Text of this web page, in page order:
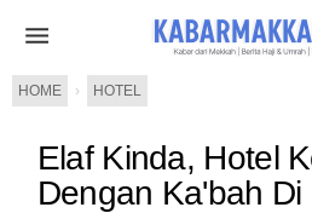
HOME › HOTEL
Elaf Kinda, Hotel
Dengan Ka'bah Di